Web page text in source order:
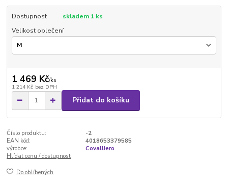
Dostupnost
skladem 1 ks
Velikost oblečení
1 469 Kč/ks
1 214 Kč bez DPH
Přidat do košíku
Číslo produktu:
-2
EAN kód:
4018653379585
výrobce:
Covalliero
Hlídat cenu / dostupnost
Do oblíbených